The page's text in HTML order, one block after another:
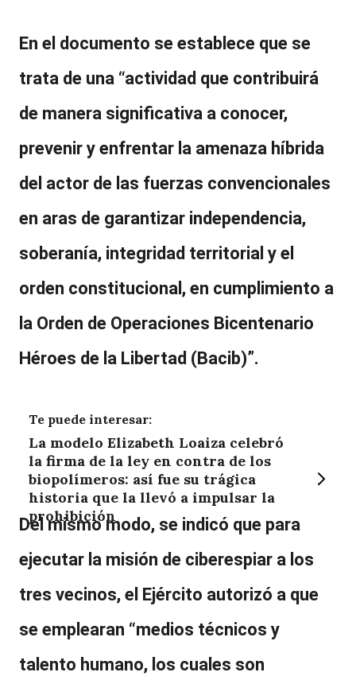
En el documento se establece que se
trata de una “actividad que contribuirá
de manera significativa a conocer,
prevenir y enfrentar la amenaza híbrida
del actor de las fuerzas convencionales
en aras de garantizar independencia,
soberanía, integridad territorial y el
orden constitucional, en cumplimiento a
la Orden de Operaciones Bicentenario
Héroes de la Libertad (Bacib)”.
Te puede interesar:
La modelo Elizabeth Loaiza celebró
la firma de la ley en contra de los
biopolímeros: así fue su trágica
historia que la llevó a impulsar la
prohibición
Del mismo modo, se indicó que para
ejecutar la misión de ciberespiar a los
tres vecinos, el Ejército autorizó a que
se emplearan “medios técnicos y
talento humano, los cuales son